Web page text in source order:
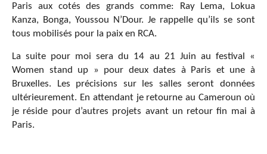
Paris aux cotés des grands comme: Ray Lema, Lokua
Kanza, Bonga, Youssou N’Dour. Je rappelle qu’ils se sont
tous mobilisés pour la paix en RCA.
La suite pour moi sera du 14 au 21 Juin au festival «
Women stand up » pour deux dates à Paris et une à
Bruxelles. Les précisions sur les salles seront données
ultérieurement. En attendant je retourne au Cameroun où
je réside pour d’autres projets avant un retour fin mai à
Paris.